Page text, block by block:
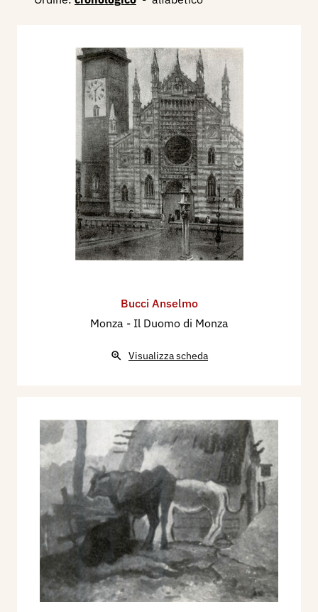
Bucci Anselmo
Monza - Il Duomo di Monza
Visualizza scheda